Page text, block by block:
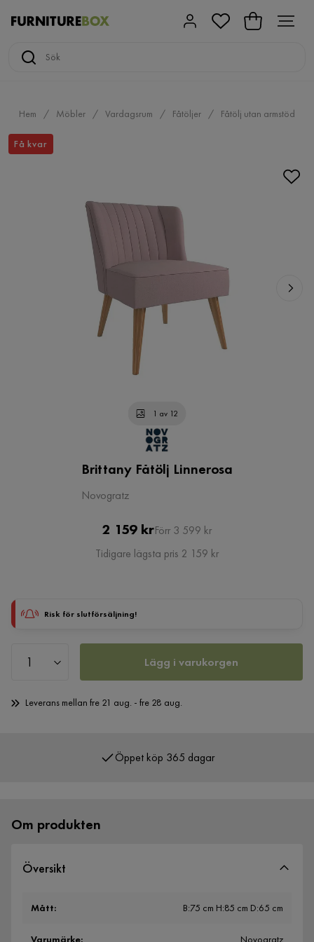
Hem Möbler Vardagsrum Fåtöljer Fåtölj utan armstöd
Få kvar
1 av 12
Brittany Fåtölj Linnerosa
Novogratz
Pris
2 159 krOriginal
Pris
Förr 3 599 kr
Tidigare lägsta pris 2 159 kr
Risk för slutförsäljning!
Lägg i varukorgen
Leverans mellan fre 21 aug. - fre 28 aug.
Om produkten
Översikt
Mått: B:75 cm H:85 cm D:65 cm
Varumärke: Novogratz